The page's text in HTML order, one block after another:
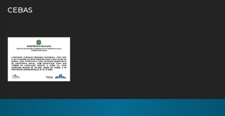
CEBAS